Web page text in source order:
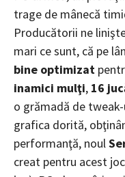
trage de mânecă
Producătorii ne
mari ce sunt, că pe
bine optimizat
inamici mulţi, 16
o grămadă de
grafica dorită,
performanţă, noul
creat pentru acest